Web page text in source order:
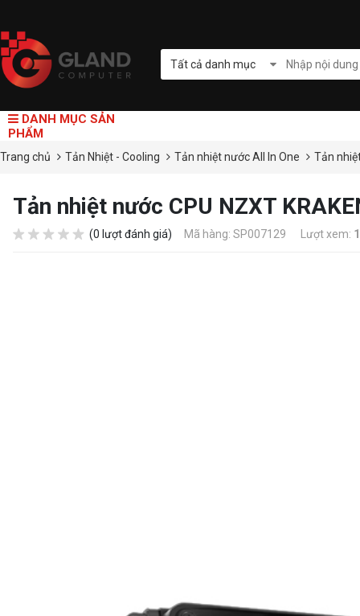
Tất cả danh mục
DANH MỤC SẢN
PHẨM
Trang chủ Tản Nhiệt - Cooling Tản nhiệt nước All In One Tản
Tản nhiệt nước CPU NZXT
(0 lượt đánh giá) Mã hàng: SP007129 Lượt xem: